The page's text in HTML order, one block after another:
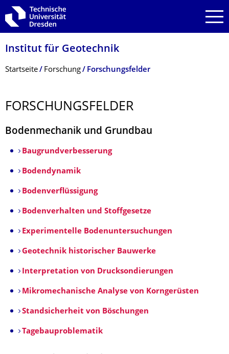
Zur Hauptnavigation springen
Zur Suche springen
Zum Inhalt springen
Institut für Geotechnik
Breadcrumb-Menü
Startseite Forschung Forschungsfelder
FORSCHUNGSFEL­DER
Bodenmechanik und Grundbau
Baugrundverbesserung
Bodendynamik
Bodenverflüssigung
Bodenverhalten und Stoffgesetze
Experimentelle Bodenuntersuchungen
Geotechnik historischer Bauwerke
Interpretation von Drucksondierungen
Mikromechanische Analyse von Korngerüsten
Standsicherheit von Böschungen
Tagebauproblematik